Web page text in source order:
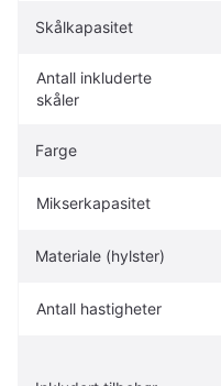
Skålkapasitet
Antall inkluderte
skåler
Farge
Mikserkapasitet
Materiale (hylster)
Antall hastigheter